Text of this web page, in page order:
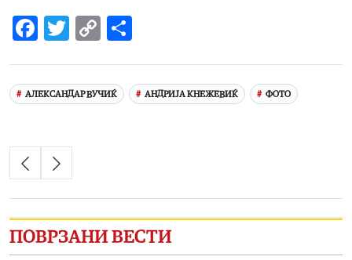
Facebook
Twitter
Copy
АЛЕКСАНДАР ВУЧИЌ АНДРИЈА КНЕЖЕВИЌ ФОТО
ПОВРЗАНИ ВЕСТИ